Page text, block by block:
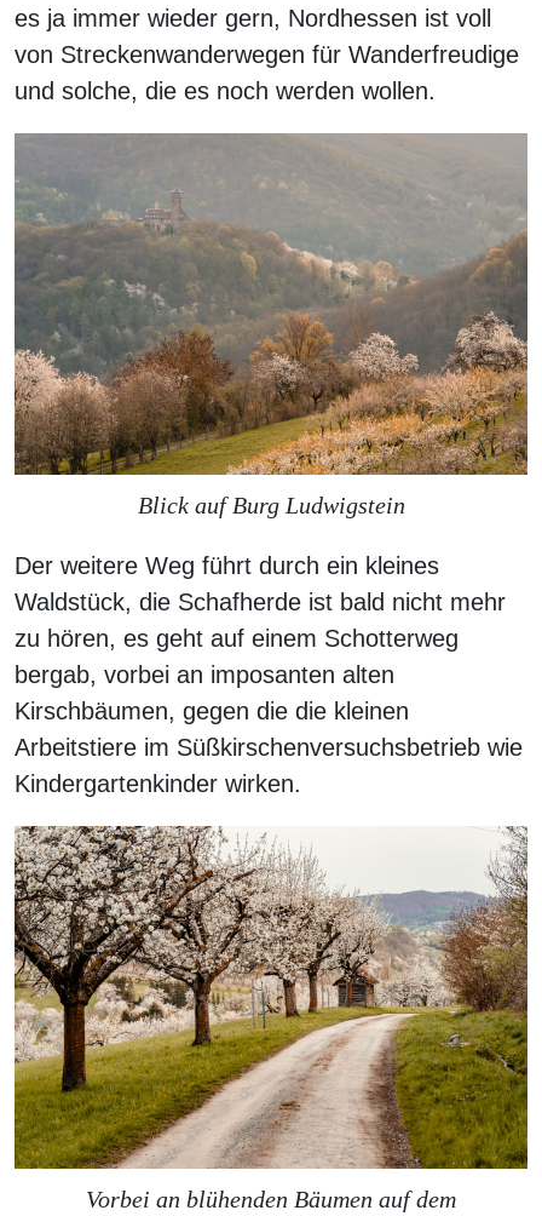
es ja immer wieder gern, Nordhessen ist voll
von Streckenwanderwegen für Wanderfreudige
und solche, die es noch werden wollen.
Blick auf Burg Ludwigstein
Der weitere Weg führt durch ein kleines
Waldstück, die Schafherde ist bald nicht mehr
zu hören, es geht auf einem Schotterweg
bergab, vorbei an imposanten alten
Kirschbäumen, gegen die die kleinen
Arbeitstiere im Süßkirschenversuchsbetrieb wie
Kindergartenkinder wirken.
Vorbei an blühenden Bäumen auf dem